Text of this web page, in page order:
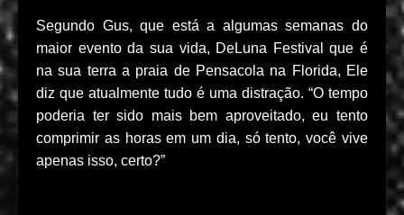
Segundo Gus, que está a algumas semanas do
maior evento da sua vida, DeLuna Festival que é
na sua terra a praia de Pensacola na Florida, Ele
diz que atualmente tudo é uma distração. “O tempo
poderia ter sido mais bem aproveitado, eu tento
comprimir as horas em um dia, só tento, você vive
apenas isso, certo?”